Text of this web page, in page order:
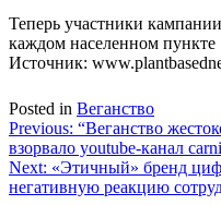
Теперь участники
каждом населенном пункте
Источник:
Posted in Веганство
Навигация
по
записям
Previous: “Веганство
взорвало youtube-канал
Next: «Этичный» бренд
негативную реакцию